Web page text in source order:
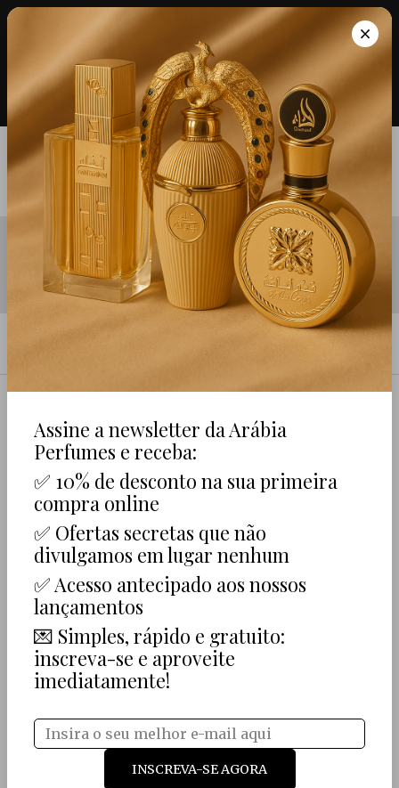
Whatsapp: +351 931 482 210 * Entregas em 1 -
2 dias úteis para Portugal Continental |
Perfumes 100% Originais
Creed Aventus
Home
Filtros
15%
Creed Aventus EDP
50ml
268,12 € 227,90 €
×
Assine a newsletter da Arábia
Perfumes e receba:
✅ 10% de desconto na sua primeira
compra online
✅ Ofertas secretas que não
divulgamos em lugar nenhum
✅ Acesso antecipado aos nossos
lançamentos
💌 Simples, rápido e gratuito:
inscreva-se e aproveite
imediatamente!
INSCREVA-SE AGORA